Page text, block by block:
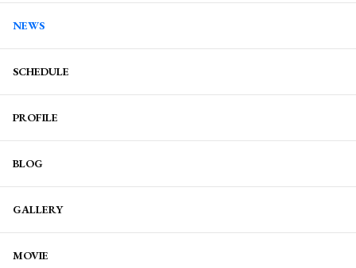
NEWS
SCHEDULE
PROFILE
BLOG
GALLERY
MOVIE